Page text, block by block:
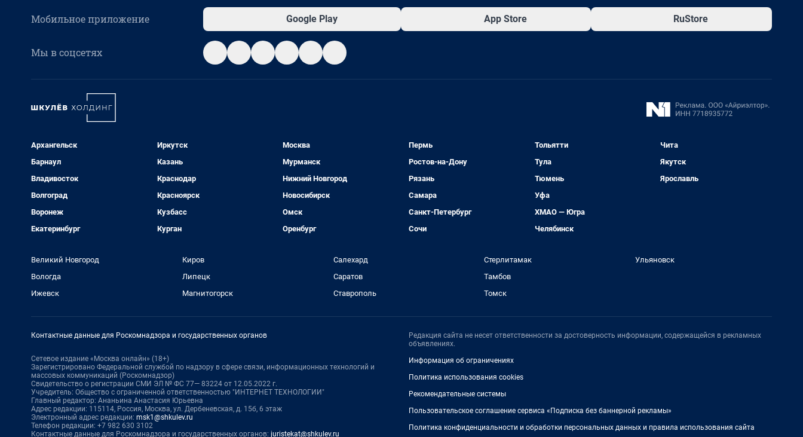
Мобильное приложение Google Play App Store RuStore
Мы в соцсетях
Архангельск
Барнаул
Владивосток
Волгоград
Воронеж
Екатеринбург
Иркутск
Казань
Краснодар
Красноярск
Кузбасс
Курган
Москва
Мурманск
Нижний Новгород
Новосибирск
Омск
Оренбург
Пермь
Ростов-на-Дону
Рязань
Самара
Санкт-Петербург
Сочи
Тольятти
Тула
Тюмень
Уфа
ХМАО — Югра
Челябинск
Чита
Якутск
Ярославль
Великий Новгород
Вологда
Ижевск
Киров
Липецк
Магнитогорск
Салехард
Саратов
Ставрополь
Стерлитамак
Тамбов
Томск
Ульяновск
Контактные данные для Роскомнадзора и государственных органов
Сетевое издание «Москва онлайн» (18+)
Зарегистрировано Федеральной службой по надзору в сфере связи, информационных технологий и
массовых коммуникаций (Роскомнадзор)
Свидетельство о регистрации СМИ ЭЛ № ФС 77— 83224 от 12.05.2022 г.
Учредитель: Общество с ограниченной ответственностью "ИНТЕРНЕТ ТЕХНОЛОГИИ"
Главный редактор: Ананьина Анастасия Юрьевна
Адрес редакции: 115114, Россия, Москва, ул. Дербеневская, д. 15б, 6 этаж
Электронный адрес редакции: msk1@shkulev.ru
Телефон редакции: +7 982 630 3102
Контактные данные для Роскомнадзора и государственных органов: juristekat@shkulev.ru
Редакция сайта не несет ответственности за достоверность информации, содержащейся в рекламных
объявлениях.
Информация об ограничениях
Политика использования cookies
Рекомендательные системы
Пользовательское соглашение сервиса «Подписка без баннерной рекламы»
Политика конфиденциальности и обработки персональных данных и правила использования сайта